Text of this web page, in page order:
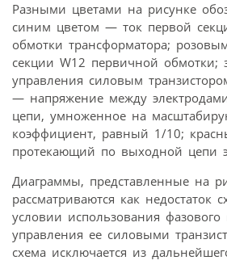
Разными цветами на рисунке
синим цветом — ток первой
обмотки трансформатора;
секции W12 первичной
управления силовым
— напряжение между
цепи, умноженное на
коэффициент, равный 1/10;
протекающий по выходной цепи
Диаграммы, представленные на
рассматриваются как недостаток
условии использования
управления ее силовыми
схема исключается из